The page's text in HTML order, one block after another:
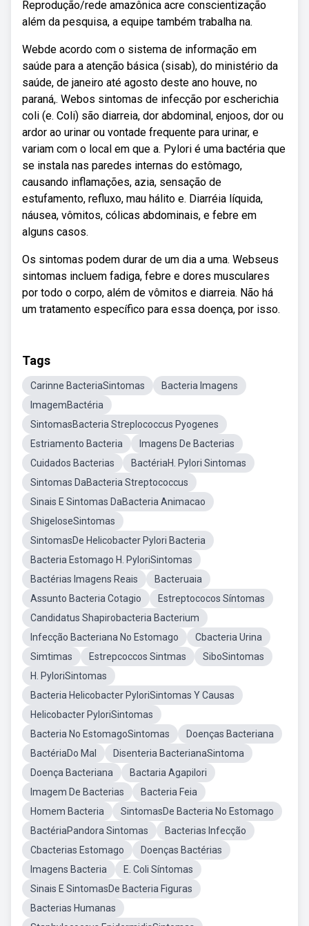
Reprodução/rede amazônica acre conscientização
além da pesquisa, a equipe também trabalha na.
Webde acordo com o sistema de informação em
saúde para a atenção básica (sisab), do ministério da
saúde, de janeiro até agosto deste ano houve, no
paraná,. Webos sintomas de infecção por escherichia
coli (e. Coli) são diarreia, dor abdominal, enjoos, dor ou
ardor ao urinar ou vontade frequente para urinar, e
variam com o local em que a. Pylori é uma bactéria que
se instala nas paredes internas do estômago,
causando inflamações, azia, sensação de
estufamento, refluxo, mau hálito e. Diarréia líquida,
náusea, vômitos, cólicas abdominais, e febre em
alguns casos.
Os sintomas podem durar de um dia a uma. Webseus
sintomas incluem fadiga, febre e dores musculares
por todo o corpo, além de vômitos e diarreia. Não há
um tratamento específico para essa doença, por isso.
Tags
Carinne BacteriaSintomas
Bacteria Imagens
ImagemBactéria
SintomasBacteria Streplococcus Pyogenes
Estriamento Bacteria
Imagens De Bacterias
Cuidados Bacterias
BactériaH. Pylori Sintomas
Sintomas DaBacteria Streptococcus
Sinais E Sintomas DaBacteria Animacao
ShigeloseSintomas
SintomasDe Helicobacter Pylori Bacteria
Bacteria Estomago H. PyloriSintomas
Bactérias Imagens Reais
Bacteruaia
Assunto Bacteria Cotagio
Estreptococos Síntomas
Candidatus Shapirobacteria Bacterium
Infecção Bacteriana No Estomago
Cbacteria Urina
Simtimas
Estrepcoccos Sintmas
SiboSintomas
H. PyloriSintomas
Bacteria Helicobacter PyloriSintomas Y Causas
Helicobacter PyloriSintomas
Bacteria No EstomagoSintomas
Doenças Bacteriana
BactériaDo Mal
Disenteria BacterianaSintoma
Doença Bacteriana
Bactaria Agapilori
Imagem De Bacterias
Bacteria Feia
Homem Bacteria
SintomasDe Bacteria No Estomago
BactériaPandora Sintomas
Bacterias Infecção
Cbacterias Estomago
Doenças Bactérias
Imagens Bacteria
E. Coli Síntomas
Sinais E SintomasDe Bacteria Figuras
Bacterias Humanas